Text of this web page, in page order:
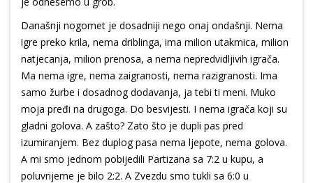
Današnji nogomet je dosadniji nego onaj ondašnji. Nema
igre preko krila, nema driblinga, ima milion utakmica, milion
natjecanja, milion prenosa, a nema nepredvidljivih igrača.
Ma nema igre, nema zaigranosti, nema razigranosti. Ima
samo žurbe i dosadnog dodavanja, ja tebi ti meni. Muko
moja pređi na drugoga. Do besvijesti. I nema igrača koji su
gladni golova. A zašto? Zato što je dupli pas pred
izumiranjem. Bez duplog pasa nema ljepote, nema golova.
A mi smo jednom pobijedili Partizana sa 7:2 u kupu, a
poluvrijeme je bilo 2:2. A Zvezdu smo tukli sa 6:0 u